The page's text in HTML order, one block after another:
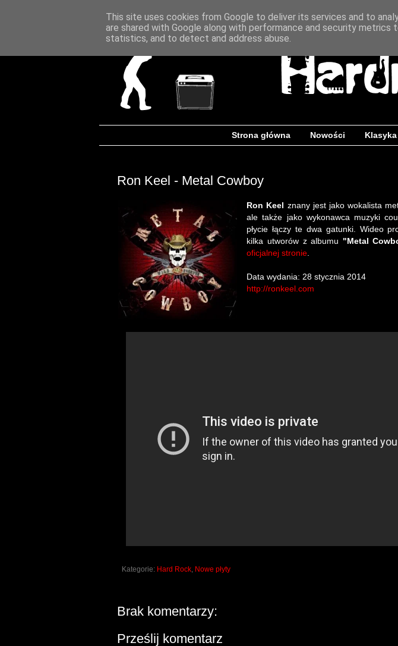
Strona główna Nowości Klasyka
Ron Keel - Metal Cowboy
Ron Keel znany jest jako wokalista
ale także jako wykonawca muzyki
płycie łączy te dwa gatunki. Wideo
kilka utworów z albumu "Metal
oficjalnej stronie
Data wydania: 28 stycznia 2014
http://ronkeel.com
Kategorie: Hard Rock Nowe płyty
Brak komentarzy:
Prześlij komentarz
This site uses cookies from Google to deliver its services and to
are shared with Google along with performance and security metrics
statistics, and to detect and address abuse.